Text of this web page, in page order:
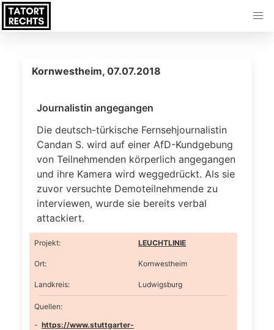
Kornwestheim, 07.07.2018
Journalistin angegangen
Die deutsch-türkische Fernsehjournalistin
Candan S. wird auf einer AfD-Kundgebung
von Teilnehmenden körperlich angegangen
und ihre Kamera wird weggedrückt. Als sie
zuvor versuchte Demoteilnehmende zu
interviewen, wurde sie bereits verbal
attackiert.
Projekt: LEUCHTLINIE
Ort: Kornwestheim
Landkreis: Ludwigsburg
Quellen:
https://www.stuttgarter-